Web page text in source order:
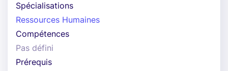
Spécialisations
Ressources Humaines
Compétences
Pas défini
Prérequis